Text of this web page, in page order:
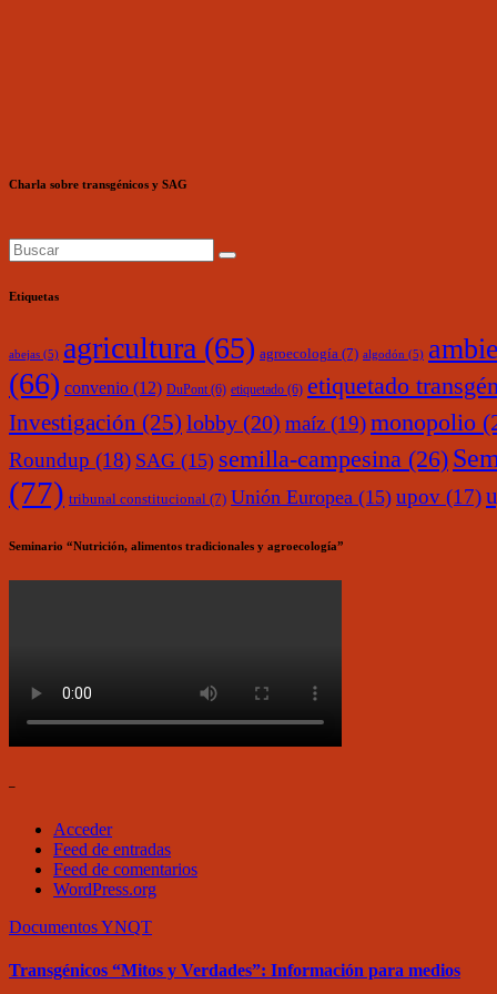
Charla sobre transgénicos y SAG
Etiquetas
abejas (5) agricultura (65) agroecología (7) algodón (5)
(66) convenio (12) DuPont (6) etiquetado (6) etiquetado
Investigación (25) lobby (20) maíz (19)monopolio
Roundup (18) SAG (15) semilla-campesina (26)
(77) tribunal constitucional (7) Unión Europea (15) upov (17)
Seminario “Nutrición, alimentos tradicionales y agroecología”
–
Acceder
Feed de entradas
Feed de comentarios
WordPress.org
DocumentosYNQT
Transgénicos “Mitos y Verdades”: Información para medios